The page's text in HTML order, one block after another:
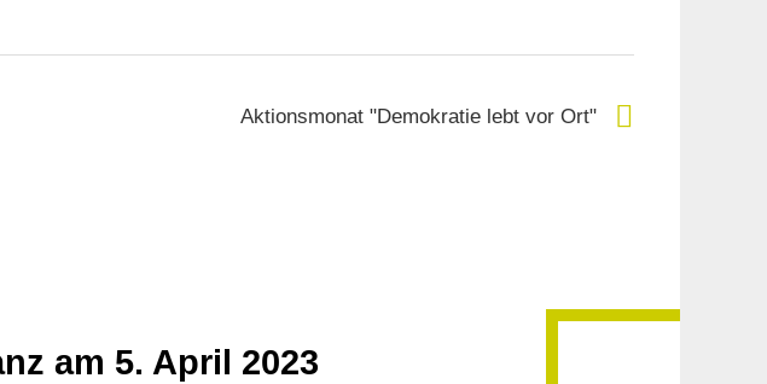
Aktionsmonat "Demokratie lebt vor Ort"
am 5. April 2023